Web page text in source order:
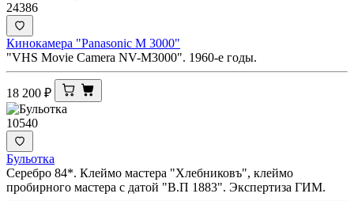
24386
Кинокамера "Panasonic M 3000"
"VHS Movie Camera NV-M3000". 1960-е годы.
18 200 ₽
10540
Бульотка
Серебро 84*. Клеймо мастера "Хлебниковъ", клеймо
пробирного мастера с датой "В.П 1883". Экспертиза ГИМ.